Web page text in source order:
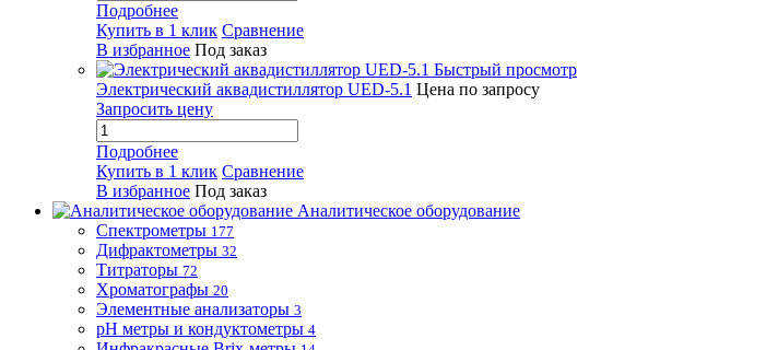
Подробнее
Купить в 1 клик Сравнение
В избранное Под заказ
Быстрый просмотр
Электрический аквадистиллятор UED-5.1 Цена по запросу
Запросить цену
Подробнее
Купить в 1 клик Сравнение
В избранное Под заказ
Аналитическое оборудование
Спектрометры 177
Дифрактометры 32
Титраторы 72
Хроматографы 20
Элементные анализаторы 3
pH метры и кондуктометры 4